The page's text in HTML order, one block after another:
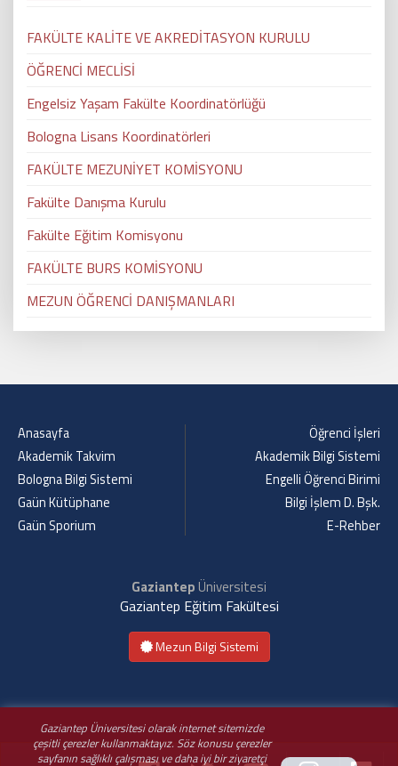
Gaziantep Üniversitesi olarak internet sitemizde
çeşitli çerezler kullanmaktayız. Söz konusu çerezler
sayfanın sağlıklı çalışması ve daha iyi bir ziyaretçi
FAKÜLTE KALİTE VE AKREDİTASYON KURULU
ÖĞRENCİ MECLİSİ
Engelsiz Yaşam Fakülte Koordinatörlüğü
Bologna Lisans Koordinatörleri
FAKÜLTE MEZUNİYET KOMİSYONU
Fakülte Danışma Kurulu
Fakülte Eğitim Komisyonu
FAKÜLTE BURS KOMİSYONU
MEZUN ÖĞRENCİ DANIŞMANLARI
Anasayfa
Akademik Takvim
Bologna Bilgi Sistemi
Gaün Kütüphane
Gaün Sporium
Öğrenci İşleri
Akademik Bilgi Sistemi
Engelli Öğrenci Birimi
Bilgi İşlem D. Bşk.
E-Rehber
GaziantepÜniversitesi
Gaziantep Eğitim Fakültesi
Mezun Bilgi Sistemi